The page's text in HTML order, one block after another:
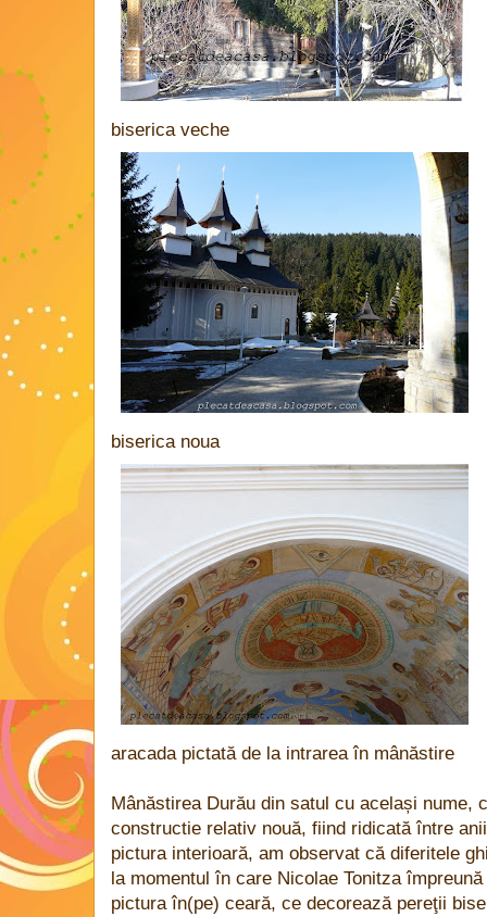
biserica veche
biserica noua
aracada pictată de la intrarea în mânăstire
Mânăstirea Durău din satul cu același nume,
constructie relativ nouă, fiind ridicată între
pictura interioară, am observat că diferitele
la momentul în care Nicolae Tonitza
pictura în(pe) ceară, ce decorează pereţii